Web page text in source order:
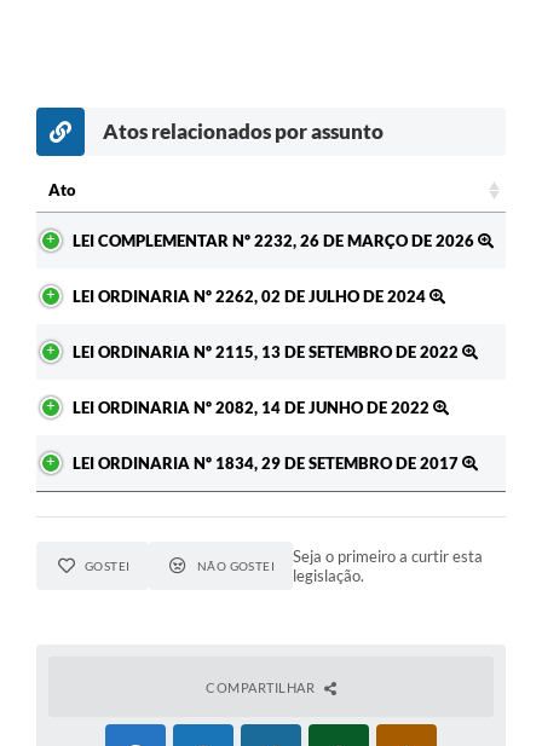
Atos relacionados por assunto
Ato
LEI COMPLEMENTAR Nº 2232, 26 DE MARÇO DE 2026
LEI ORDINARIA Nº 2262, 02 DE JULHO DE 2024
LEI ORDINARIA Nº 2115, 13 DE SETEMBRO DE 2022
LEI ORDINARIA Nº 2082, 14 DE JUNHO DE 2022
LEI ORDINARIA Nº 1834, 29 DE SETEMBRO DE 2017
GOSTEI NÃO GOSTEI
Seja o primeiro a curtir esta
legislação.
COMPARTILHAR